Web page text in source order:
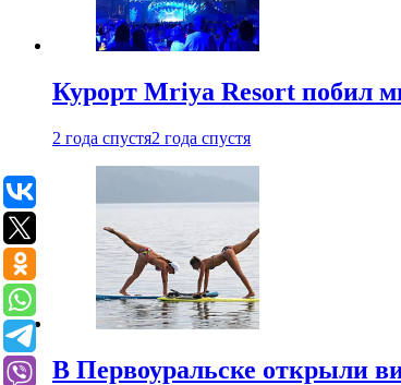
Курорт Mriya Resort побил
2 года спустя2 года спустя
В Первоуральске открыли